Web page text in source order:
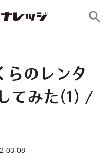
らのレンタ
てみた(1) /
03-08